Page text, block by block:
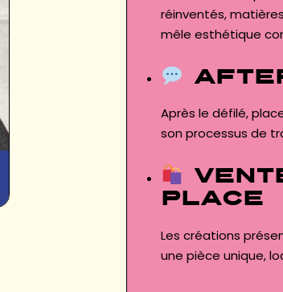
réinventés,
mêle esthétique
Après le défilé,
son processus de
place
Les créations
une pièce unique,